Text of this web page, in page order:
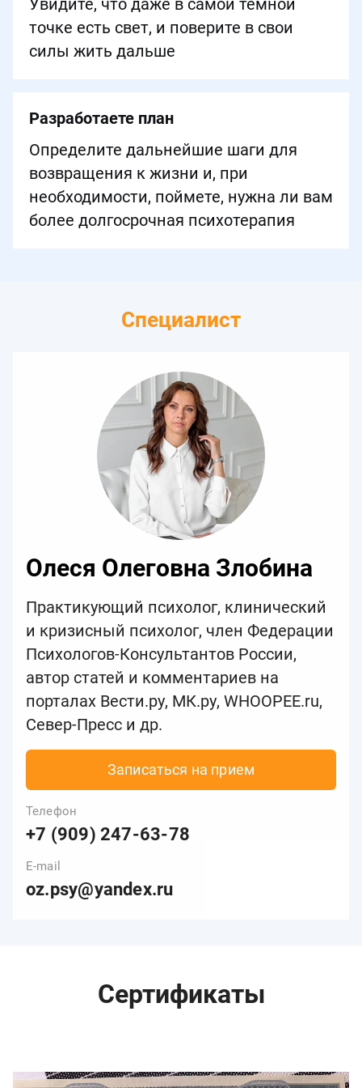
Увидите, что даже в самой темной
точке есть свет, и поверите в свои
силы жить дальше
Разработаете план
Определите дальнейшие шаги для
возвращения к жизни и, при
необходимости, поймете, нужна ли вам
более долгосрочная психотерапия
Специалист
Олеся Олеговна Злобина
Практикующий психолог, клинический
и кризисный психолог, член Федерации
Психологов-Консультантов России,
автор статей и комментариев на
порталах Вести.ру, МК.ру, WHOOPEE.ru,
Север-Пресс и др.
Записаться на прием
Телефон
+7 (909) 247-63-78
E-mail
oz.psy@yandex.ru
Сертификаты